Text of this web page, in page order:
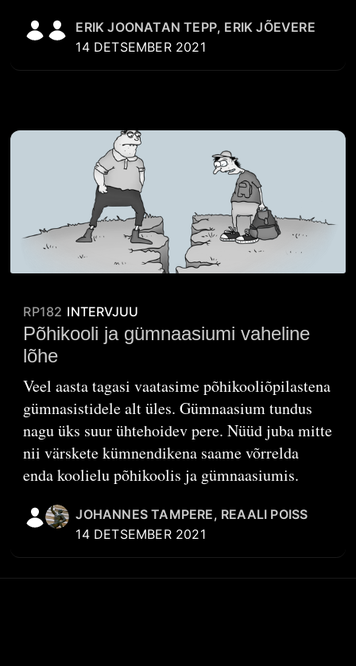
ERIK JOONATAN TEPP, ERIK JÕEVERE
14 DETSEMBER 2021
RP182 INTERVJUU
Põhikooli ja gümnaasiumi vaheline
lõhe
Veel aasta tagasi vaatasime põhikooliõpilastena
gümnasistidele alt üles. Gümnaasium tundus
nagu üks suur ühtehoidev pere. Nüüd juba mitte
nii värskete kümnendikena saame võrrelda
enda koolielu põhikoolis ja gümnaasiumis.
JOHANNES TAMPERE, REAALI POISS
14 DETSEMBER 2021